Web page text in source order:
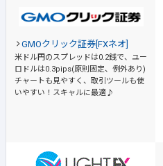
GMOクリック証券[FXネオ]
米ドル円のスプレッドは0.2銭で、ユー
ロドルは0.3pips(原則固定、例外あり)
チャートも見やすく、取引ツールも使
いやすい！スキャルに最適♪